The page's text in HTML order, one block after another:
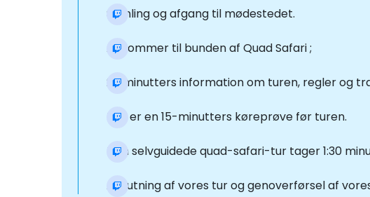
Samling og afgang til mødestedet.
Ankommer til bunden af Quad Safari ;
20 minutters information om turen, regler og
Der er en 15-minutters køreprøve før turen.
Den selvguidede quad-safari-tur tager 1:30
Afslutning af vores tur og genoverførsel af